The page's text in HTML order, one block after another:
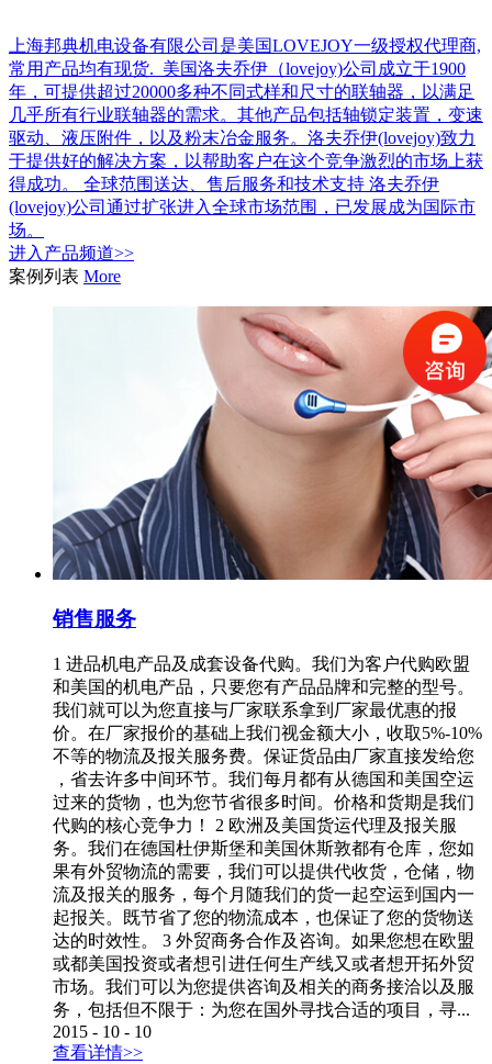
上海邦典机电设备有限公司是美国LOVEJOY一级授权代理商,
常用产品均有现货. 美国洛夫乔伊（lovejoy)公司成立于1900
年，可提供超过20000多种不同式样和尺寸的联轴器，以满足
几乎所有行业联轴器的需求。其他产品包括轴锁定装置，变速
驱动、液压附件，以及粉末冶金服务。洛夫乔伊(lovejoy)致力
于提供好的解决方案，以帮助客户在这个竞争激烈的市场上获
得成功。 全球范围送达、售后服务和技术支持 洛夫乔伊
(lovejoy)公司通过扩张进入全球市场范围，已发展成为国际市
场。
进入 产品频道>>
案例列表 More
销售服务
1 进品机电产品及成套设备代购。我们为客户代购欧盟
和美国的机电产品，只要您有产品品牌和完整的型号。
我们就可以为您直接与厂家联系拿到厂家最优惠的报
价。在厂家报价的基础上我们视金额大小，收取5%-10%
不等的物流及报关服务费。保证货品由厂家直接发给您
，省去许多中间环节。我们每月都有从德国和美国空运
过来的货物，也为您节省很多时间。价格和货期是我们
代购的核心竞争力！ 2 欧洲及美国货运代理及报关服
务。我们在德国杜伊斯堡和美国休斯敦都有仓库，您如
果有外贸物流的需要，我们可以提供代收货，仓储，物
流及报关的服务，每个月随我们的货一起空运到国内一
起报关。既节省了您的物流成本，也保证了您的货物送
达的时效性。 3 外贸商务合作及咨询。如果您想在欧盟
或都美国投资或者想引进任何生产线又或者想开拓外贸
市场。我们可以为您提供咨询及相关的商务接洽以及服
务，包括但不限于：为您在国外寻找合适的项目，寻...
2015 - 10 - 10
查看详情>>